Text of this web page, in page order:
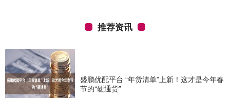
推荐资讯
盛鹏优配平台 “年货清单”上新！这才是今年春
节的“硬通货”